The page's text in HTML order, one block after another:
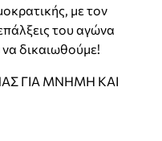
με τον
του αγώνα
δικαιωθούμε!
ΓΙΑ ΜΝΗΜΗ ΚΑΙ